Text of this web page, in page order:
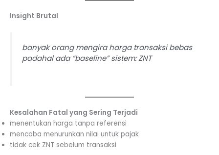
Insight Brutal
banyak orang mengira harga transaksi bebas
padahal ada “baseline” sistem: ZNT
Kesalahan Fatal yang Sering Terjadi
menentukan harga tanpa referensi
mencoba menurunkan nilai untuk pajak
tidak cek ZNT sebelum transaksi